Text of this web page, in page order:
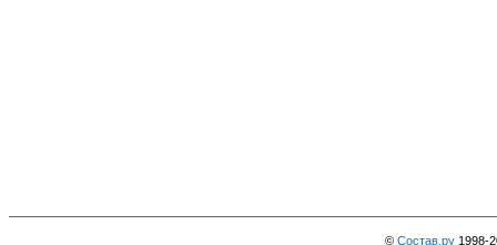
© Состав.ру1998-